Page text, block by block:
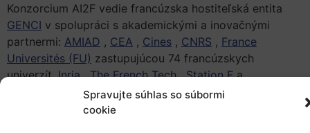
Spravujte súhlas so súbormi
cookie
Konzorcium AI2F vedie francúzska hostiteľská entita
GENCI v spolupráci s akademickými a inovačnými
partnermi: AMIAD , CEA , Cines , CNRS , France
Universités (FU) zastupujúcou 74 francúzskych
univerzít,Inria,The French Tech,Station Fa
AI2F sa spolieha na Alice Recoque